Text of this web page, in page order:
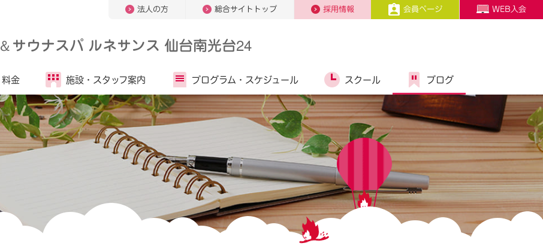
法人の方 総合サイトトップ 採用情報 会員ページ WEB入会
＆サウナスパ ルネサンス 仙台南光台24
料金 施設・ スタッフ案内 プログラム・ スケジュール スクール ブログ